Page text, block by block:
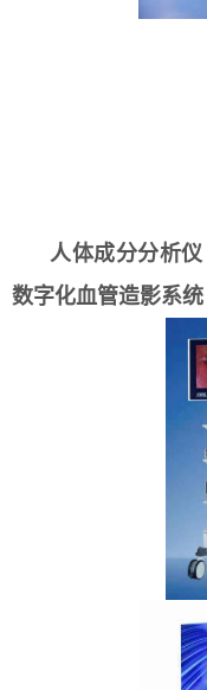
人体成分分析
数字化血管造影系统